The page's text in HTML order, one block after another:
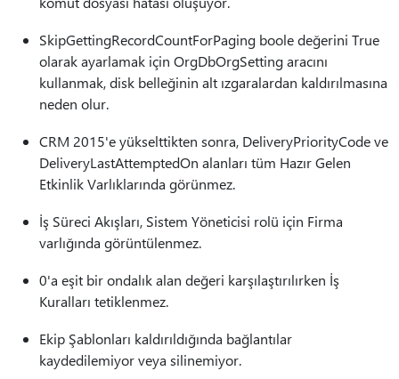
SkipGettingRecordCountForPaging boole değerini True
olarak ayarlamak için OrgDbOrgSetting aracını
kullanmak, disk belleğinin alt ızgaralardan kaldırılmasına
neden olur.
CRM 2015'e yükselttikten sonra, DeliveryPriorityCode ve
DeliveryLastAttemptedOn alanları tüm Hazır Gelen
Etkinlik Varlıklarında görünmez.
İş Süreci Akışları, Sistem Yöneticisi rolü için Firma
varlığında görüntülenmez.
0'a eşit bir ondalık alan değeri karşılaştırılırken İş
Kuralları tetiklenmez.
Ekip Şablonları kaldırıldığında bağlantılar
kaydedilemiyor veya silinemiyor.